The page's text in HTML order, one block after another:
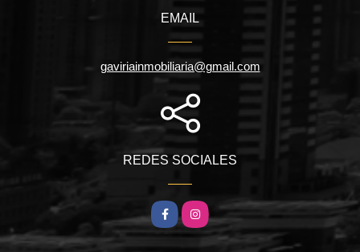
EMAIL
gaviriainmobiliaria@gmail.com
REDES SOCIALES
FacebookInstagram